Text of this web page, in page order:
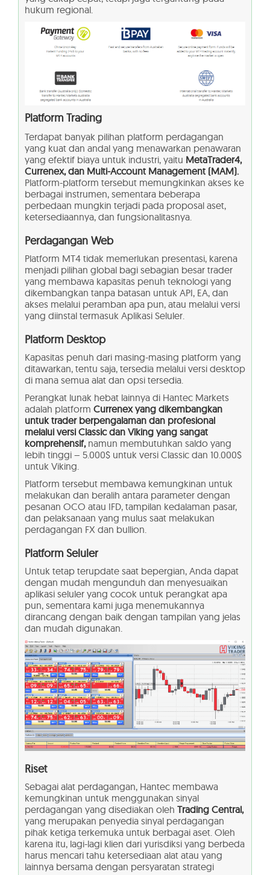
hukum regional.
Platform Trading
Terdapat banyak pilihan platform perdagangan
yang kuat dan andal yang menawarkan penawaran
yang efektif biaya untuk industri, yaitu MetaTrader4,
Currenex, dan Multi-Account Management (MAM).
Platform-platform tersebut memungkinkan akses ke
berbagai instrumen, sementara beberapa
perbedaan mungkin terjadi pada proposal aset,
ketersediaannya, dan fungsionalitasnya.
Perdagangan Web
Platform MT4 tidak memerlukan presentasi, karena
menjadi pilihan global bagi sebagian besar trader
yang membawa kapasitas penuh teknologi yang
dikembangkan tanpa batasan untuk API, EA, dan
akses melalui peramban apa pun, atau melalui versi
yang diinstal termasuk Aplikasi Seluler.
Platform Desktop
Kapasitas penuh dari masing-masing platform yang
ditawarkan, tentu saja, tersedia melalui versi desktop
di mana semua alat dan opsi tersedia.
Perangkat lunak hebat lainnya di Hantec Markets
adalah platform Currenex yang dikembangkan
untuk trader berpengalaman dan profesional
melalui versi Classic dan Viking yang sangat
komprehensif,namun membutuhkan saldo yang
lebih tinggi – 5.000$ untuk versi Classic dan 10.000$
untuk Viking.
Platform tersebut membawa kemungkinan untuk
melakukan dan beralih antara parameter dengan
pesanan OCO atau IFD, tampilan kedalaman pasar,
dan pelaksanaan yang mulus saat melakukan
perdagangan FX dan bullion.
Platform Seluler
Untuk tetap terupdate saat bepergian, Anda dapat
dengan mudah mengunduh dan menyesuaikan
aplikasi seluler yang cocok untuk perangkat apa
pun, sementara kami juga menemukannya
dirancang dengan baik dengan tampilan yang jelas
dan mudah digunakan.
Riset
Sebagai alat perdagangan, Hantec membawa
kemungkinan untuk menggunakan sinyal
perdagangan yang disediakan oleh Trading Central,
yang merupakan penyedia sinyal perdagangan
pihak ketiga terkemuka untuk berbagai aset. Oleh
karena itu, lagi-lagi klien dari yurisdiksi yang berbeda
harus mencari tahu ketersediaan alat atau yang
lainnya bersama dengan persyaratan strategi